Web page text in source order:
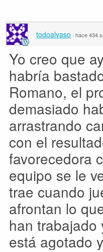
todoalvaso · hace 434
Yo creo que
habría
Romano, el
demasiado
arrastrando
con el
favorecedora
equipo se le
trae cuando
afrontan lo
han
está agotado